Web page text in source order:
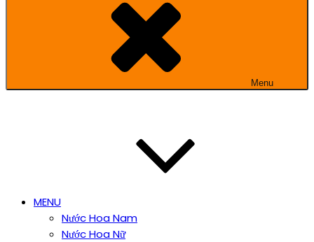
Menu
MENU
Nước Hoa Nam
Nước Hoa Nữ